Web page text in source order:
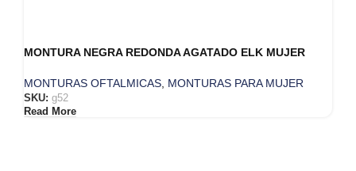
MONTURA NEGRA REDONDA AGATADO ELK MUJER
MONTURAS OFTALMICAS, MONTURAS PARA MUJER
SKU: g52
Read More